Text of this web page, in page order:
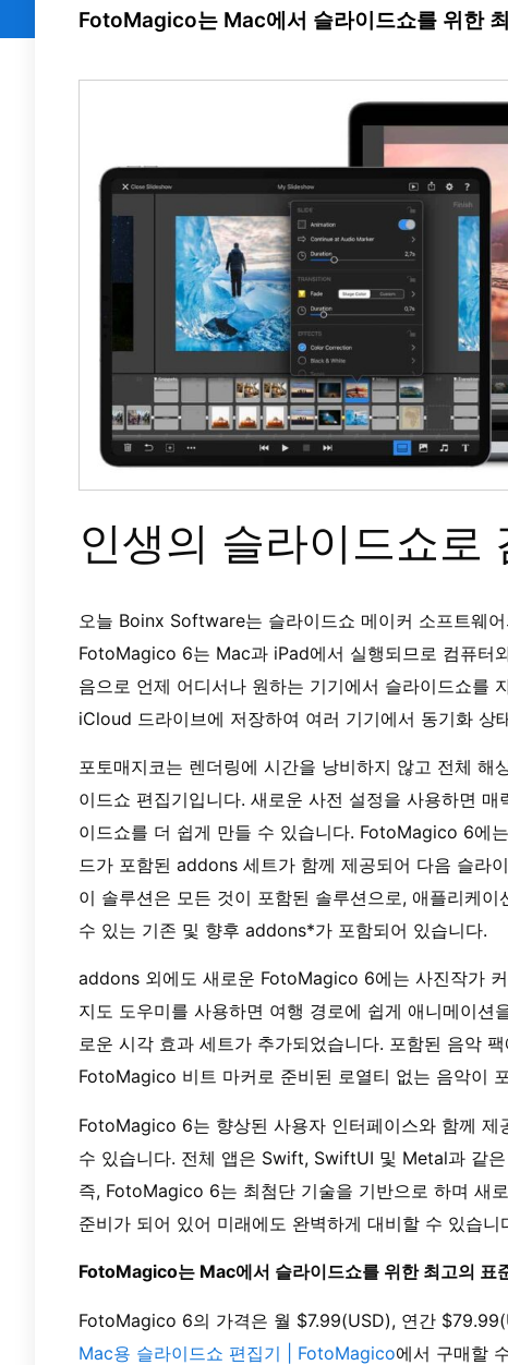
FotoMagico는 Mac에서 슬라이드쇼를 위한
인생의 슬라이드쇼로
오늘 Boinx Software는 슬라이드쇼 메이커 소프트웨
FotoMagico 6는 Mac과 iPad에서 실행되므로 컴퓨터
음으로 언제 어디서나 원하는 기기에서 슬라이드쇼를
iCloud 드라이브에 저장하여 여러 기기에서 동기화 상
포토매지코는 렌더링에 시간을 낭비하지 않고 전체
이드쇼 편집기입니다. 새로운 사전 설정을 사용하면
이드쇼를 더 쉽게 만들 수 있습니다. FotoMagico 6에
드가 포함된 addons 세트가 함께 제공되어 다음 슬라
이 솔루션은 모든 것이 포함된 솔루션으로, 애플리케
수 있는 기존 및 향후 addons*가 포함되어 있습니다.
addons 외에도 새로운 FotoMagico 6에는 사진작가
지도 도우미를 사용하면 여행 경로에 쉽게 애니메이
로운 시각 효과 세트가 추가되었습니다. 포함된 음악
FotoMagico 비트 마커로 준비된 로열티 없는 음악이
FotoMagico 6는 향상된 사용자 인터페이스와 함께
수 있습니다. 전체 앱은 Swift, SwiftUI 및 Metal과 같
즉, FotoMagico 6는 최첨단 기술을 기반으로 하며 새
준비가 되어 있어 미래에도 완벽하게 대비할 수 있습니
FotoMagico는 Mac에서 슬라이드쇼를 위한 최고의 표
FotoMagico 6의 가격은 월 $7.99(USD), 연간
Mac용 슬라이드쇼 편집기 | FotoMagico에서 구매할